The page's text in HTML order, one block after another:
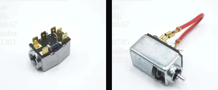
ab
Bj.
08/67
außer
1303
ab
Bj.
08/67
-
07/85
außer
1303